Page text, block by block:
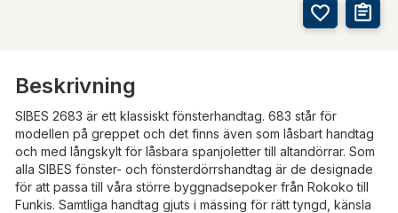
Beskrivning
SIBES 2683 är ett klassiskt fönsterhandtag. 683 står för
modellen på greppet och det finns även som låsbart handtag
och med långskylt för låsbara spanjoletter till altandörrar. Som
alla SIBES fönster- och fönsterdörrshandtag är de designade
för att passa till våra större byggnadsepoker från Rokoko till
Funkis. Samtliga handtag gjuts i mässing för rätt tyngd, känsla